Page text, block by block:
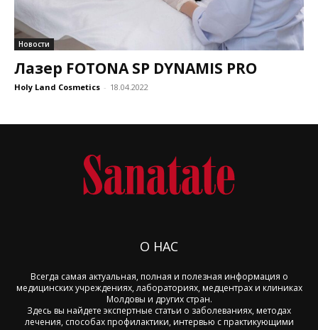
Новости
Лазер FOTONA SP DYNAMIS PRO
Holy Land Cosmetics - 18.04.2022
О НАС
Всегда самая актуальная, полная и полезная информация о
медицинских учреждениях, лабораториях, медцентрах и клиниках
Молдовы и других стран.
Здесь вы найдете экспертные статьи о заболеваниях, методах
лечения, способах профилактики, интервью с практикующими